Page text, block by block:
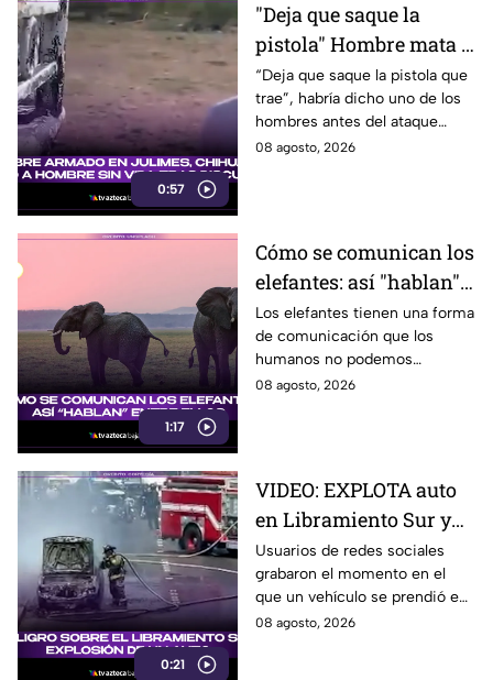
0:57
"Deja que saque la
pistola" Hombre mata a
padre y hiere a su hijo
por supuestamente
invadir un camino
“Deja que saque la pistola que
trae”, habría dicho uno de los
hombres antes del ataque
armado en Julimes, Chihuahua
08 agosto, 2026
1:17
Cómo se comunican los
elefantes: así "hablan"
entre ellos
Los elefantes tienen una forma
de comunicación que los
humanos no podemos
escuchar, ellos “hablan” de una
08 agosto, 2026
0:21
VIDEO: EXPLOTA auto
en Libramiento Sur y
ocasiona fuerte tráfico
en Tijuana este sábado;
cerca de 5 y 10
Usuarios de redes sociales
grabaron el momento en el
que un vehículo se prendió en
llamas sobre el Libramiento, lo
08 agosto, 2026